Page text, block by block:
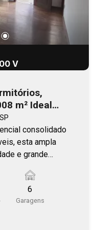
oferece
completa e um
busca
patrimonial.
V
m² Ideal
consolidado
esta ampla
e grande
para quem
quanto para
que
6
Garagens